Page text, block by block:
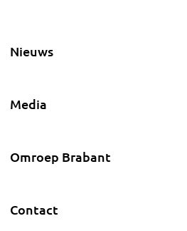
Nieuws
Media
Omroep Brabant
Contact